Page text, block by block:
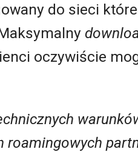
do sieci
oczywiście